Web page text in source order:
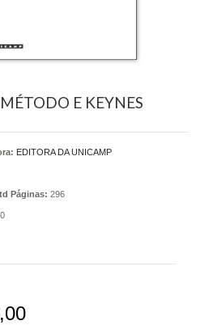
E KEYNES
EDITORA DA UNICAMP
Páginas: 296